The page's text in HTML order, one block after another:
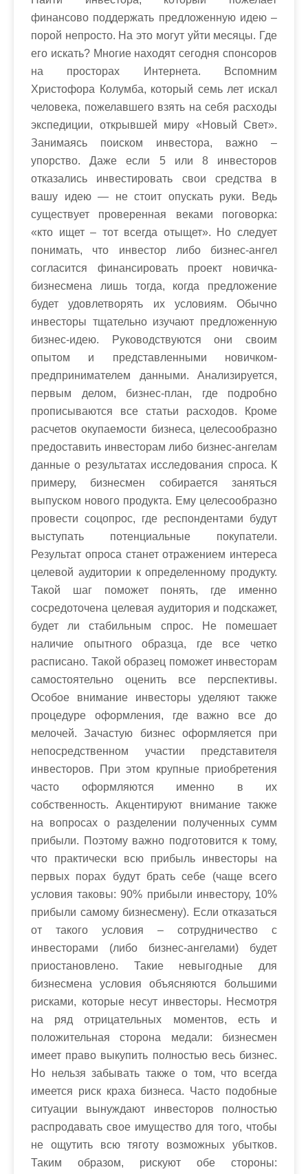
финансово поддержать предложенную идею –
порой непросто. На это могут уйти месяцы. Где
его искать? Многие находят сегодня спонсоров
на просторах Интернета. Вспомним
Христофора Колумба, который семь лет искал
человека, пожелавшего взять на себя расходы
экспедиции, открывшей миру «Новый Свет».
Занимаясь поиском инвестора, важно –
упорство. Даже если 5 или 8 инвесторов
отказались инвестировать свои средства в
вашу идею — не стоит опускать руки. Ведь
существует проверенная веками поговорка:
«кто ищет – тот всегда отыщет». Но следует
понимать, что инвестор либо бизнес-ангел
согласится финансировать проект новичка-
бизнесмена лишь тогда, когда предложение
будет удовлетворять их условиям. Обычно
инвесторы тщательно изучают предложенную
бизнес-идею. Руководствуются они своим
опытом и представленными новичком-
предпринимателем данными. Анализируется,
первым делом, бизнес-план, где подробно
прописываются все статьи расходов. Кроме
расчетов окупаемости бизнеса, целесообразно
предоставить инвесторам либо бизнес-ангелам
данные о результатах исследования спроса. К
примеру, бизнесмен собирается заняться
выпуском нового продукта. Ему целесообразно
провести соцопрос, где респондентами будут
выступать потенциальные покупатели.
Результат опроса станет отражением интереса
целевой аудитории к определенному продукту.
Такой шаг поможет понять, где именно
сосредоточена целевая аудитория и подскажет,
будет ли стабильным спрос. Не помешает
наличие опытного образца, где все четко
расписано. Такой образец поможет инвесторам
самостоятельно оценить все перспективы.
Особое внимание инвесторы уделяют также
процедуре оформления, где важно все до
мелочей. Зачастую бизнес оформляется при
непосредственном участии представителя
инвесторов. При этом крупные приобретения
часто оформляются именно в их
собственность. Акцентируют внимание также
на вопросах о разделении полученных сумм
прибыли. Поэтому важно подготовится к тому,
что практически всю прибыль инвесторы на
первых порах будут брать себе (чаще всего
условия таковы: 90% прибыли инвестору, 10%
прибыли самому бизнесмену). Если отказаться
от такого условия – сотрудничество с
инвесторами (либо бизнес-ангелами) будет
приостановлено. Такие невыгодные для
бизнесмена условия объясняются большими
рисками, которые несут инвесторы. Несмотря
на ряд отрицательных моментов, есть и
положительная сторона медали: бизнесмен
имеет право выкупить полностью весь бизнес.
Но нельзя забывать также о том, что всегда
имеется риск краха бизнеса. Часто подобные
ситуации вынуждают инвесторов полностью
распродавать свое имущество для того, чтобы
не ощутить всю тяготу возможных убытков.
Таким образом, рискуют обе стороны: